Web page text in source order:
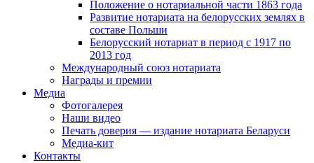
Положение о нотариальной части 1863 года
Развитие нотариата на белорусских землях в
составе Польши
Белорусский нотариат в период с 1917 по
2013 год
Международный союз нотариата
Награды и премии
Медиа
Фотогалерея
Наши видео
Печать доверия — издание нотариата Беларуси
Медиа-кит
Контакты